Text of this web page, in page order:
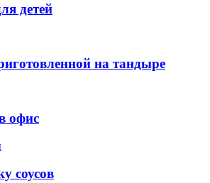
детей
на тандыре
офис
соусов